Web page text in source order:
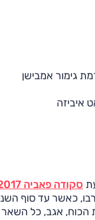
סקודה פאביה 2017
זה מיועד להחליף את מנוע ה-1.2
הכוח, אגב, כל